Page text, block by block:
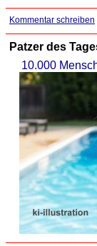
Kommentar schreiben
Patzer des
10.000